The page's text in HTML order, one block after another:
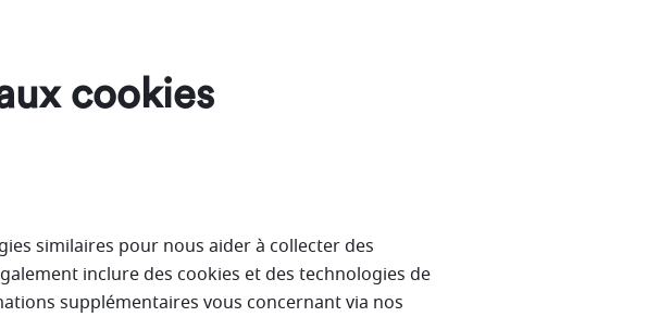
cookies
similaires pour nous aider à collecter des
inclure des cookies et des technologies de
supplémentaires vous concernant via nos